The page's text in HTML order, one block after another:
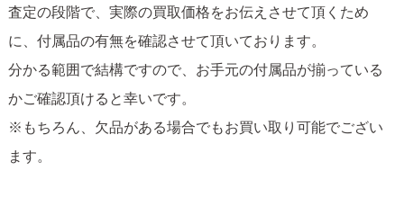
査定の段階で、実際の買取価格をお伝えさせて頂くため
に、付属品の有無を確認させて頂いております。
分かる範囲で結構ですので、お手元の付属品が揃っている
かご確認頂けると幸いです。
※もちろん、欠品がある場合でもお買い取り可能でござい
ます。